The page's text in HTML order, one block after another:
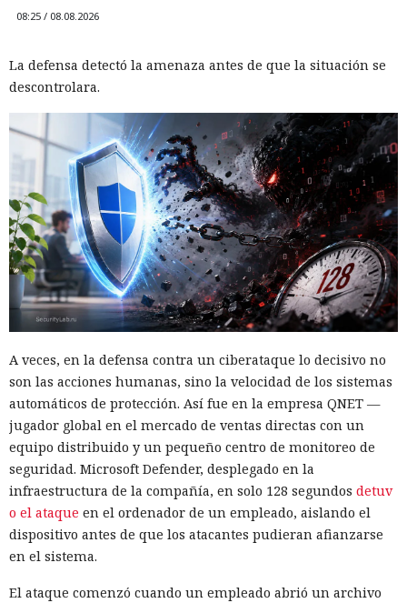
08:25 / 08.08.2026
La defensa detectó la amenaza antes de que la situación se
descontrolara.
A veces, en la defensa contra un ciberataque lo decisivo no
son las acciones humanas, sino la velocidad de los sistemas
automáticos de protección. Así fue en la empresa QNET —
jugador global en el mercado de ventas directas con un
equipo distribuido y un pequeño centro de monitoreo de
seguridad. Microsoft Defender, desplegado en la
infraestructura de la compañía, en solo 128 segundos detuv
o el ataque en el ordenador de un empleado, aislando el
dispositivo antes de que los atacantes pudieran afianzarse
en el sistema.
El ataque comenzó cuando un empleado abrió un archivo